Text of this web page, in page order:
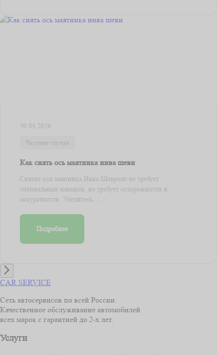
30.04.2026
Частные случаи
Как снять ось маятника нива шеви
Снятие оси маятника Нива Шевроле не требует
специальных навыков, но требует осторожности и
аккуратности. Убедитесь, ...
Подробнее
CAR SERVICE
Сеть автосервисов по всей России.
Качественное обслуживание автомобилей
всех марок с гарантией до 2-х лет.
Услуги